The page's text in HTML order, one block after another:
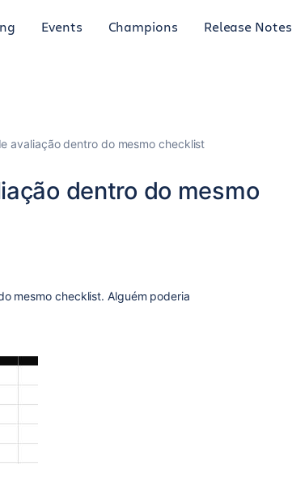
Events Champions Release Notes
avaliação dentro do mesmo checklist
dentro do mesmo
mesmo checklist. Alguém poderia